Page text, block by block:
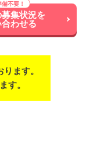
集状況を
わせる
ます。
す。